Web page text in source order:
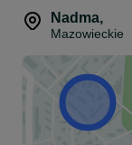
Nadma,
Mazowieckie